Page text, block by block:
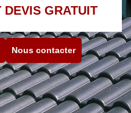
DEVIS GRATUIT
Nous contacter